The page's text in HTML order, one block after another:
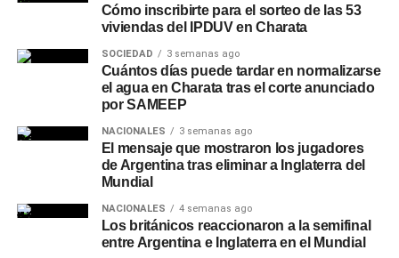
Cómo inscribirte para el sorteo de las 53
viviendas del IPDUV en Charata
SOCIEDAD 3 semanas ago
Cuántos días puede tardar en normalizarse
el agua en Charata tras el corte anunciado
por SAMEEP
NACIONALES 3 semanas ago
El mensaje que mostraron los jugadores
de Argentina tras eliminar a Inglaterra del
Mundial
NACIONALES 4 semanas ago
Los británicos reaccionaron a la semifinal
entre Argentina e Inglaterra en el Mundial